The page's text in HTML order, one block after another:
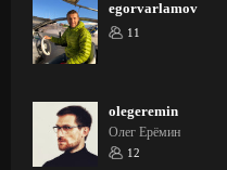
egorvarlamov
11
olegeremin
Олег Ерёмин
12